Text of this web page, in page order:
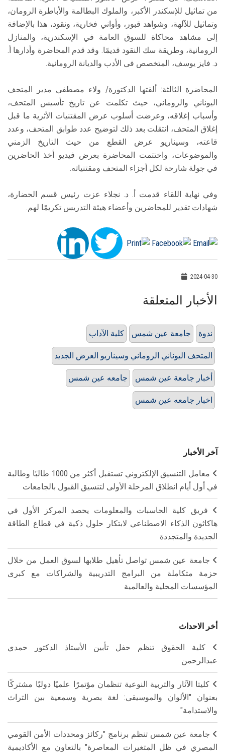
من تماثيل للإسكندر الأكبر، والملوك البطالمة والأباطرة الرومان،
وتماثيل للآلهة، وشواهد قبور، وأواني فخارية، ونقود، هذا بالإضافة
إلى مشاهد محاكاة للسوق العامة في الإسكندرية، والمنازل
الرومانية، وطريقة سك النقود قديمًا. وقد قدم المحاضرة وأدارها أ.
د. فايز يوسف، المتخصص فى الأدب والديانة الرومانية.
المحاضرة الثالثة: ألقتها الدكتورة/ ولاء مصطفى مدير المتحف
اليوناني والروماني، حيث تكلمت عن تاريخ تأسيس المتحف،
وأسباب إغلاقه، وعرضت أسلوب عرض المقتنيات الأثرية ما قبل
إغلاق المتحف، انتقلت بعد ذلك لتوضيح عدد طوابق المتحف، وعدد
قاعته، وسيناريو عرض القطع من حيث التاريخ الزمني
والموضوعات، واختتمت المحاضرة بعرض فيديو أخذ الحاضرين
في جولة شارحة لكل أجزاء المتحف ومقتنياته.
وفي نهاية اللقاء قدمت أ. د. نجلاء عزت رئيس قسم الحضارة،
شهادات تقدير للمحاضرين وأعضاء هيئة التدريس تكريمًا لهم.
2024-04-30
الأخبار المتعلقة
كلية الآداب جامعة عين شمس ندوة
المتحف اليوناني الروماني وسيناريو العرض الجديد
جامعه عين شمس أخبار جامعة عين شمس
اخبار جامعه عين شمس
آخر الأخبار
معامل التنسيق الإلكتروني تستقبل أكثر من 1000 طالبًا وطالبة
في أول أيام انطلاق المرحلة الأولى لتنسيق القبول بالجامعات
فريق كلية الحاسبات والمعلومات يحصد المركز الأول في
هاكاثون الذكاء الاصطناعي لابتكار حلول ذكية في قطاع الطاقة
الجديدة والمتجددة
جامعة عين شمس تواصل تأهيل طلابها لسوق العمل من خلال
حزمة متكاملة من البرامج التدريبية والشراكات مع كبرى
المؤسسات المحلية والعالمية
أخر الاحداث
كلية الحقوق تنظم حفل تأبين الأستاذ الدكتور حمدي
عبدالرحمن
كليتا الآثار والتربية النوعية تنظمان مؤتمرًا علميًا دوليًا مشتركًا
بعنوان "الألوان والموسيقى: لغة بصرية وسمعية بين التراث
والاستدامة"
جامعة عين شمس تنظم برنامج "ركائز ومحددات الأمن القومي
المصري في ظل المتغيرات المعاصرة" بالتعاون مع الأكاديمية